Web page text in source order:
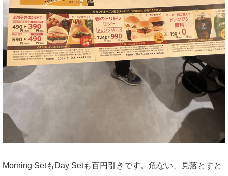
Morning SetもDay Setも百円引きです。危ない、見落とすと